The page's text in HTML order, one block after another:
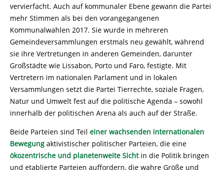
vervierfacht. Auch auf kommunaler Ebene gewann die Partei
mehr Stimmen als bei den vorangegangenen
Kommunalwahlen 2017. Sie wurde in mehreren
Gemeindeversammlungen erstmals neu gewählt, während
sie ihre Vertretungen in anderen Gemeinden, darunter
Großstädte wie Lissabon, Porto und Faro, festigte. Mit
Vertretern im nationalen Parlament und in lokalen
Versammlungen setzt die Partei Tierrechte, soziale Fragen,
Natur und Umwelt fest auf die politische Agenda – sowohl
innerhalb der politischen Arena als auch auf der Straße.
Beide Parteien sind Teil einer wachsenden internationalen
Bewegung aktivistischer politischer Parteien, die eine
ökozentrische und planetenweite Sichtin die Politik bringen
und etablierte Parteien auffordern, die wahre Größe und